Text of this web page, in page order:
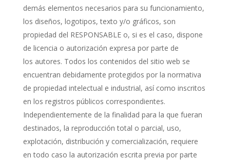
demás elementos necesarios para su funcionamiento,
los diseños, logotipos, texto y/o gráficos, son
propiedad del RESPONSABLE o, si es el caso, dispone
de licencia o autorización expresa por parte de
los autores. Todos los contenidos del sitio web se
encuentran debidamente protegidos por la normativa
de propiedad intelectual e industrial, así como inscritos
en los registros públicos correspondientes.
Independientemente de la finalidad para la que fueran
destinados, la reproducción total o parcial, uso,
explotación, distribución y comercialización, requiere
en todo caso la autorización escrita previa por parte